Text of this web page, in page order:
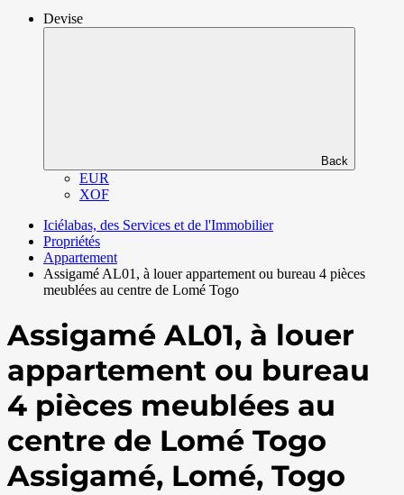
Devise
Back
EUR
XOF
Iciélabas, des Services et de l'Immobilier
Propriétés
Appartement
Assigamé AL01, à louer appartement ou bureau 4 pièces
meublées au centre de Lomé Togo
Assigamé AL01, à louer
appartement ou bureau
4 pièces meublées au
centre de Lomé Togo
Assigamé, Lomé, Togo